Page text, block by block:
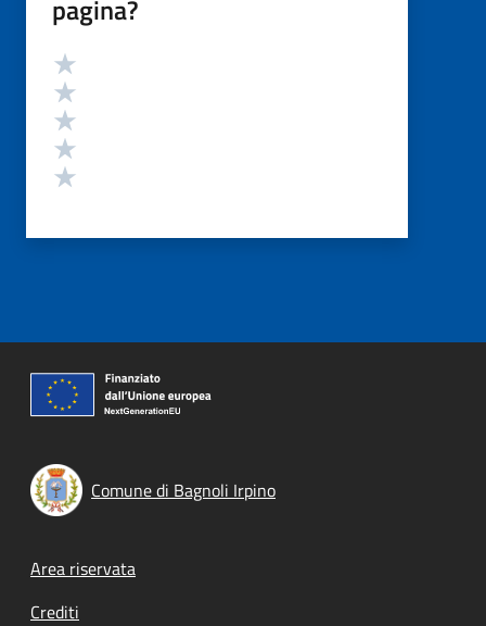
pagina?
Valutazione
Comune di Bagnoli Irpino
Footer menu
Area riservata
Crediti